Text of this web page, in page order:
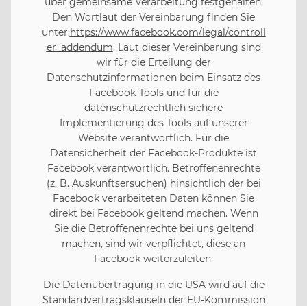
Den Wortlaut der Vereinbarung finden Sie
unter:https://www.facebook.com/legal/controll
er_addendum. Laut dieser Vereinbarung sind
wir für die Erteilung der
Datenschutzinformationen beim Einsatz des
Facebook-Tools und für die
datenschutzrechtlich sichere
Implementierung des Tools auf unserer
Website verantwortlich. Für die
Datensicherheit der Facebook-Produkte ist
Facebook verantwortlich. Betroffenenrechte
(z. B. Auskunftsersuchen) hinsichtlich der bei
Facebook verarbeiteten Daten können Sie
direkt bei Facebook geltend machen. Wenn
Sie die Betroffenenrechte bei uns geltend
machen, sind wir verpflichtet, diese an
Facebook weiterzuleiten.
Die Datenübertragung in die USA wird auf die
Standardvertragsklauseln der EU-Kommission